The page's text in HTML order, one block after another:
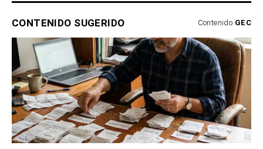
CONTENIDO SUGERIDO Contenido GEC